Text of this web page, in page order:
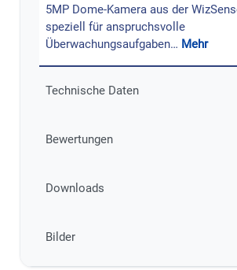
5MP Dome-Kamera aus der
speziell für anspruchsvolle
Überwachungsaufgaben… Mehr
Technische Daten
Bewertungen
Downloads
Bilder